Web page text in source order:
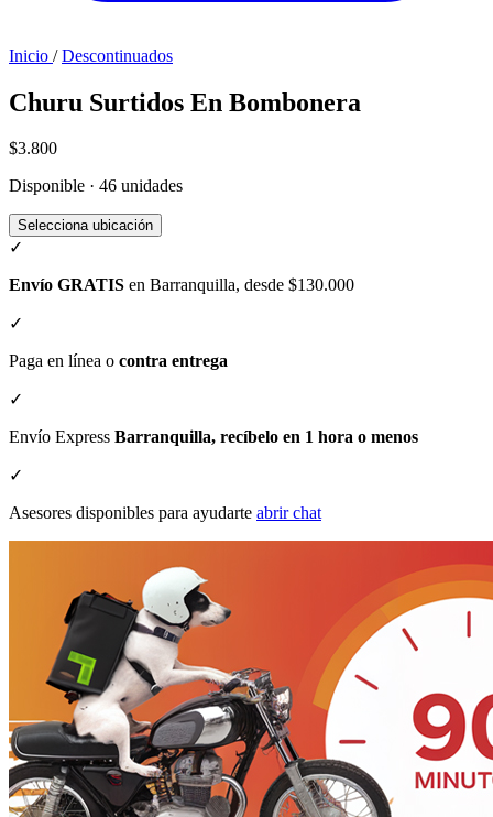
Inicio / Descontinuados
Churu Surtidos En Bombonera
$3.800
Disponible · 46 unidades
Selecciona ubicación
✓
Envío GRATIS en Barranquilla, desde $130.000
✓
Paga en línea o contra entrega
✓
Envío Express Barranquilla, recíbelo en 1 hora o menos
✓
Asesores disponibles para ayudarte abrir chat